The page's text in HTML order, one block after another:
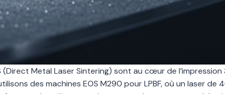
(Direct Metal Laser Sintering) sont au cœur de l’impression
des machines EOS M290 pour LPBF, où un laser de